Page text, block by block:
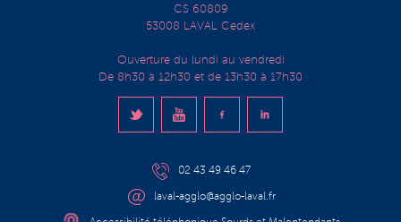
CS 60809
53008 LAVAL Cedex
Ouverture du lundi au vendredi
De 8h30 à 12h30 et de 13h30 à 17h30
02 43 49 46 47
laval-agglo@agglo-laval.fr